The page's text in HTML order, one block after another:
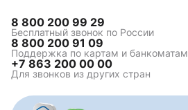
8 800 200 99 29
Бесплатный звонок по России
8 800 200 91 09
Поддержка по картам и банкоматам
+7 863 200 00 00
Для звонков из других стран